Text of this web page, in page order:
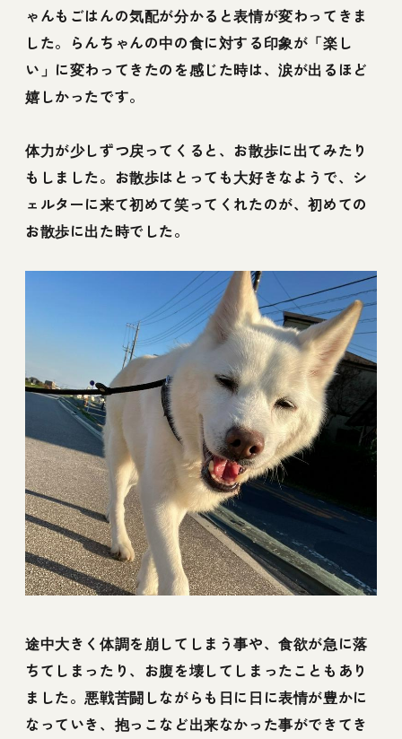
ゃんもごはんの気配が分かると表情が変わってきま
した。らんちゃんの中の食に対する印象が「楽し
い」に変わってきたのを感じた時は、涙が出るほど
嬉しかったです。
体力が少しずつ戻ってくると、お散歩に出てみたり
もしました。お散歩はとっても大好きなようで、シ
ェルターに来て初めて笑ってくれたのが、初めての
お散歩に出た時でした。
途中大きく体調を崩してしまう事や、食欲が急に落
ちてしまったり、お腹を壊してしまったこともあり
ました。悪戦苦闘しながらも日に日に表情が豊かに
なっていき、抱っこなど出来なかった事ができてき